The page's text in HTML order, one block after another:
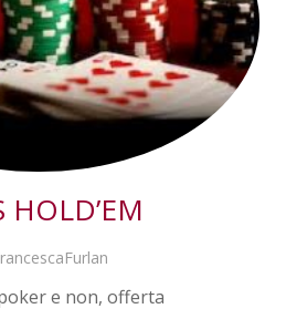
e non, offerta